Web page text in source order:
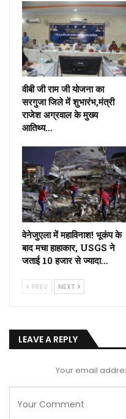
वीबी जी राम जी योजना का
सरगुजा जिले में शुभारंभ,मंत्री
राजेश अग्रवाल के मुख्य
आतिथ्य…
वेनेजुएला में महाविनाश! भूकंप के
बाद मचा हाहाकार, USGS ने
जताई 10 हजार से ज्यादा…
PREV NEXT
LEAVE A REPLY
Your email